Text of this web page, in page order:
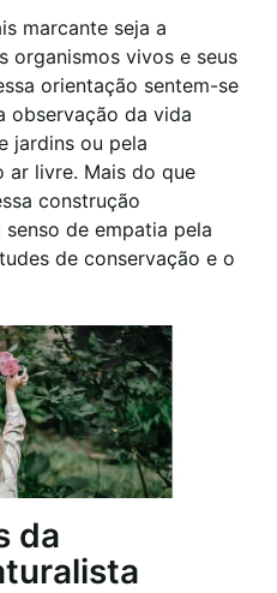
marcante seja a
organismos vivos e seus
orientação sentem-se
observação da vida
jardins ou pela
ar livre. Mais do que
construção
de empatia pela
de conservação e o
da